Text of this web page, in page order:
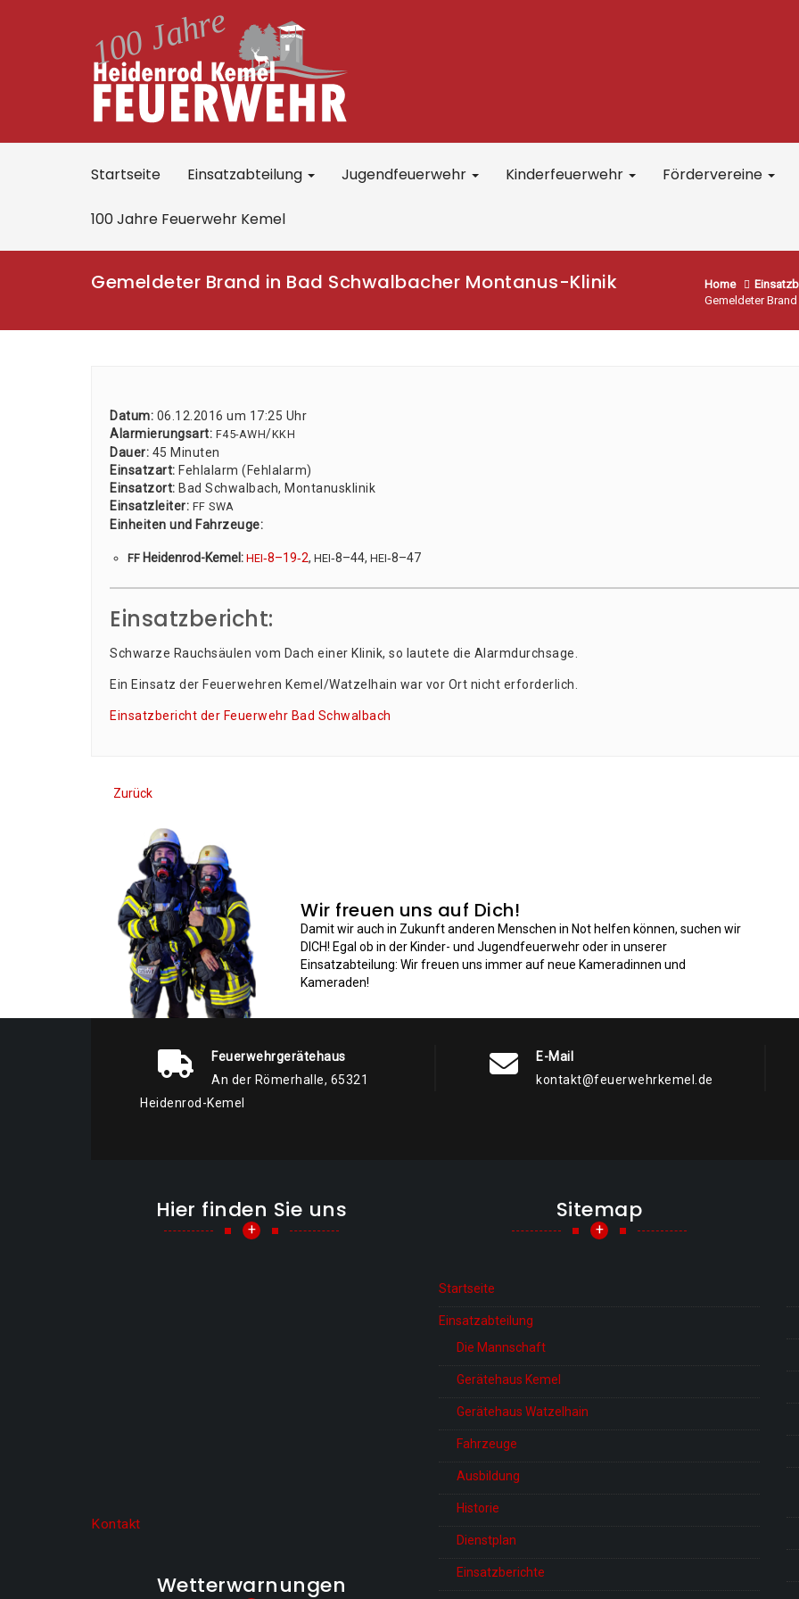
Startseite Einsatzabteilung Jugendfeuerwehr Kinderfeuerwehr Fördervereine
100 Jahre Feuerwehr Kemel
Gemeldeter Brand in Bad Schwalbacher Montanus-Klinik Home
Gemeldeter
Datum: 06.12.2016 um 17:25 Uhr
Alar­mie­rungs­art: F45-AWH/KKH
Dau­er: 45 Minu­ten
Ein­satz­art: Fehl­alarm (Fehl­alarm)
Ein­satz­ort: Bad Schwal­bach, Mon­ta­nus­kli­nik
Ein­satz­lei­ter: FF SWA
Ein­hei­ten und Fahr­zeu­ge:
FF Hei­den­rod-Kemel: HEI‑8–19‑2, HEI‑8–44, HEI‑8–47
Einsatzbericht:
Schwar­ze Rauch­säu­len vom Dach einer Kli­nik, so lau­te­te die Alarmdurchsage.
Ein Ein­satz der Feu­er­weh­ren Kemel/Watzelhain war vor Ort nicht erforderlich.
Ein­satz­be­richt der Feu­er­wehr Bad Schwalbach
Zurück
Wir freuen uns auf Dich!
Damit wir auch in Zukunft anderen Menschen in Not helfen können, suchen wir
DICH! Egal ob in der Kinder- und Jugendfeuerwehr oder in unserer
Einsatzabteilung: Wir freuen uns immer auf neue Kameradinnen und
Kameraden!
Feuerwehrgerätehaus
An der Römerhalle, 65321
Heidenrod-Kemel
E-Mail
kontakt@feuerwehrkemel.de
Hier finden Sie uns
+
Kontakt
Wetterwarnungen
Sitemap
+
Startseite
Einsatzabteilung
Die Mannschaft
Gerätehaus Kemel
Gerätehaus Watzelhain
Fahrzeuge
Ausbildung
Historie
Dienstplan
Einsatzberichte